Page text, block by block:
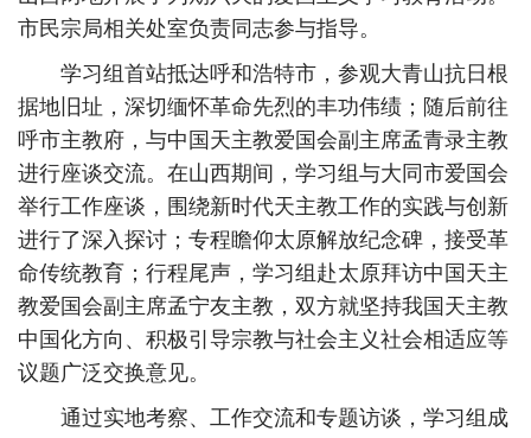
市民宗局相关处室负责同志参与指导。
学习组首站抵达呼和浩特市，参观大青山抗日根
据地旧址，深切缅怀革命先烈的丰功伟绩；随后前往
呼市主教府，与中国天主教爱国会副主席孟青录主教
进行座谈交流。在山西期间，学习组与大同市爱国会
举行工作座谈，围绕新时代天主教工作的实践与创新
进行了深入探讨；专程瞻仰太原解放纪念碑，接受革
命传统教育；行程尾声，学习组赴太原拜访中国天主
教爱国会副主席孟宁友主教，双方就坚持我国天主教
中国化方向、积极引导宗教与社会主义社会相适应等
议题广泛交换意见。
通过实地考察、工作交流和专题访谈，学习组成